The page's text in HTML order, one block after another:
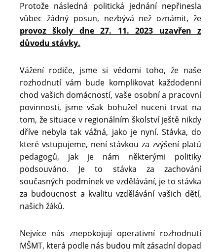
Protože následná politická jednání nepřinesla
vůbec žádný posun, nezbývá než oznámit, že
provoz školy dne 27. 11. 2023 uzavřen z
důvodu stávky.
Vážení rodiče, jsme si vědomi toho, že naše
rozhodnutí vám bude komplikovat každodenní
chod vašich domácností, vaše osobní a pracovní
povinnosti, jsme však bohužel nuceni trvat na
tom, že situace v regionálním školství ještě nikdy
dříve nebyla tak vážná, jako je nyní. Stávka, do
které vstupujeme, není stávkou za zvýšení platů
pedagogů, jak je nám některými politiky
podsouváno. Je to stávka za zachování
současných podmínek ve vzdělávání, je to stávka
za budoucnost a kvalitu vzdělávání vašich dětí,
našich žáků.
Nejvíce nás znepokojují operativní rozhodnutí
MŠMT, která podle nás budou mít zásadní dopad